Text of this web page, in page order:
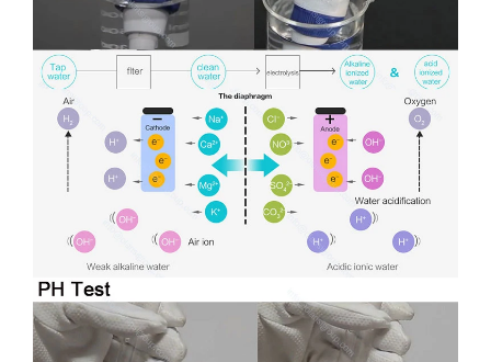
Dupont ionenmembraan
Laat de film gerust zijn
Bij het maken van waterstof is het water duidelijk
en transparant,
SPE-elektrolyse en resterend chloor en ozon
worden ontladen.
Geen toevoeging, veel veiliger
Pure platina-coating zonder neerslag
Zuiver water, gedestilleerd water, mineraalwater,
gefiltreerd water.